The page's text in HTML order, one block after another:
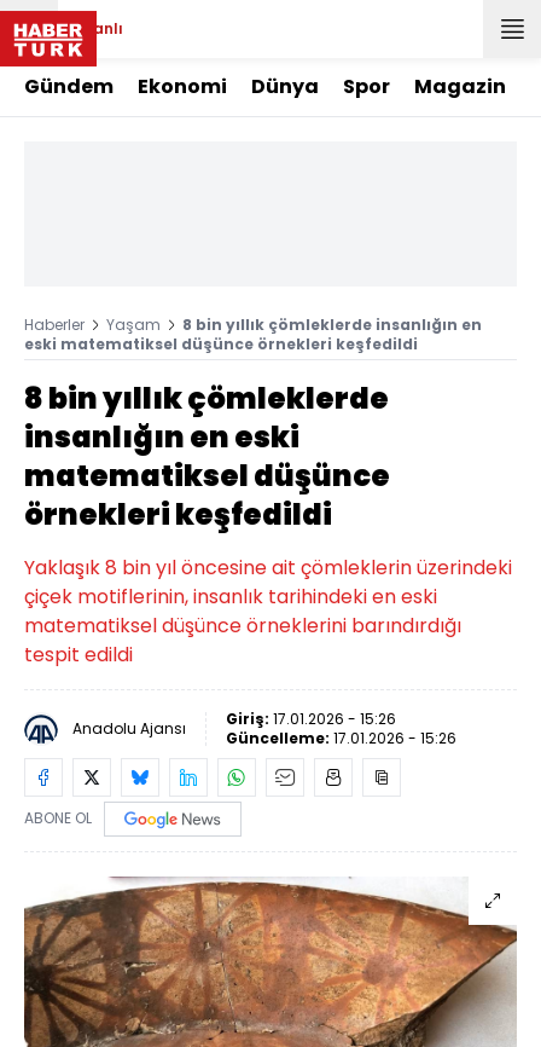
Canlı
Gündem Ekonomi Dünya Spor Magazin
Haberler Yaşam
8 bin yıllık çömleklerde insanlığın en
eski matematiksel düşünce örnekleri keşfedildi
8 bin yıllık çömleklerde
insanlığın en eski
matematiksel düşünce
örnekleri keşfedildi
Yaklaşık 8 bin yıl öncesine ait çömleklerin üzerindeki
çiçek motiflerinin, insanlık tarihindeki en eski
matematiksel düşünce örneklerini barındırdığı
tespit edildi
Anadolu Ajansı Giriş: 17.01.2026 - 15:26
Güncelleme: 17.01.2026 - 15:26
ABONE OL